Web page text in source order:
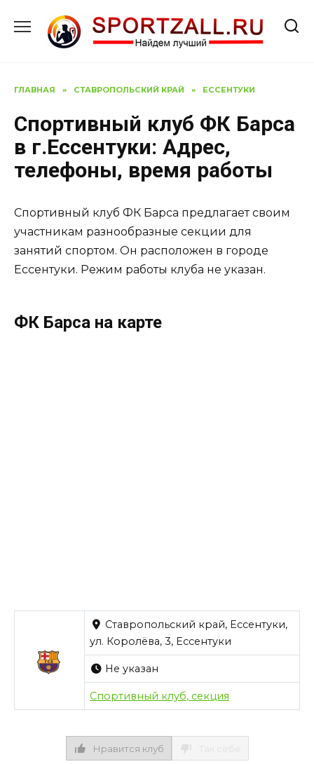
содержанию
ГЛАВНАЯ » СТАВРОПОЛЬСКИЙ КРАЙ » ЕССЕНТУКИ
Спортивный клуб ФК Барса
в г.Ессентуки: Адрес,
телефоны, время работы
Спортивный клуб ФК Барса предлагает своим
участникам разнообразные секции для
занятий спортом. Он расположен в городе
Ессентуки. Режим работы клуба не указан.
ФК Барса на карте
Ставропольский край, Ессентуки,
ул. Королёва, 3, Ессентуки
Не указан
Спортивный клуб, секция
Нравится клуб